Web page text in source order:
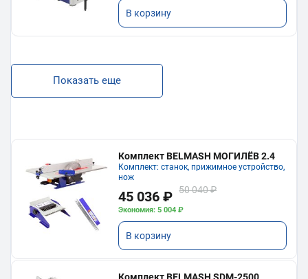
В корзину
Показать еще
Комплект BELMASH МОГИЛЁВ 2.4
Комплект: станок, прижимное устройство,
нож
45 036 ₽ 50 040 ₽
Экономия: 5 004 ₽
В корзину